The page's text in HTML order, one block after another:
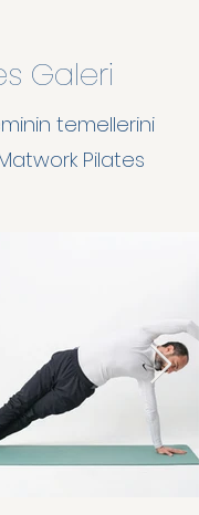
Galeri
temellerini
Pilates